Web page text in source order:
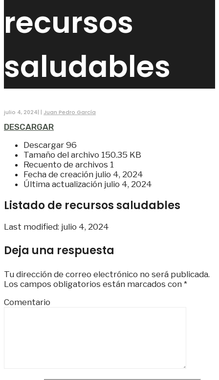
recursos
saludables
julio 4, 2024| | Juan Pedro García
DESCARGAR
Descargar 96
Tamaño del archivo 150.35 KB
Recuento de archivos 1
Fecha de creación julio 4, 2024
Última actualización julio 4, 2024
Listado de recursos saludables
Last modified: julio 4, 2024
Deja una respuesta
Tu dirección de correo electrónico no será publicada.
Los campos obligatorios están marcados con *
Comentario